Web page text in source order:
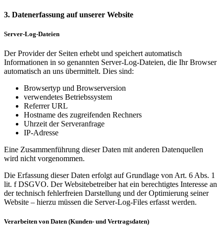
3. Datenerfassung auf unserer Website
Server-Log-Dateien
Der Provider der Seiten erhebt und speichert automatisch
Informationen in so genannten Server-Log-Dateien, die Ihr Browser
automatisch an uns übermittelt. Dies sind:
Browsertyp und Browserversion
verwendetes Betriebssystem
Referrer URL
Hostname des zugreifenden Rechners
Uhrzeit der Serveranfrage
IP-Adresse
Eine Zusammenführung dieser Daten mit anderen Datenquellen
wird nicht vorgenommen.
Die Erfassung dieser Daten erfolgt auf Grundlage von Art. 6 Abs. 1
lit. f DSGVO. Der Websitebetreiber hat ein berechtigtes Interesse an
der technisch fehlerfreien Darstellung und der Optimierung seiner
Website – hierzu müssen die Server-Log-Files erfasst werden.
Verarbeiten von Daten (Kunden- und Vertragsdaten)